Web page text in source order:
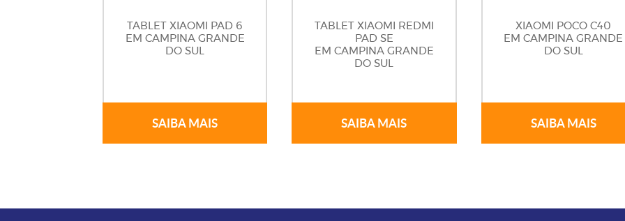
TABLET XIAOMI PAD 6
EM CAMPINA GRANDE
DO SUL
SAIBA MAIS
TABLET XIAOMI REDMI
PAD SE
EM CAMPINA GRANDE
DO SUL
SAIBA MAIS
XIAOMI POCO C40
EM CAMPINA GRANDE
DO SUL
SAIBA MAIS